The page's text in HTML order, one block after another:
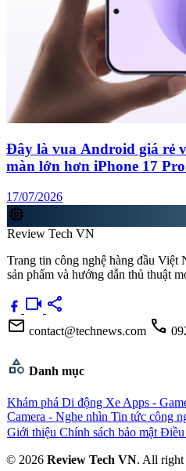
Đây là vua Android giá rẻ
màn lớn hơn iPhone 17
17/07/2026
memory
Review Tech VN
Trang tin công nghệ hàng đầu Việt
sản phẩm và hướng dẫn thủ thuật
videocam share
mail contact@technews.com call
category Danh mục
Khám phá Di động Xe Apps -
Camera - Nghe nhìn Tin tức công
Giới thiệu Chính sách bảo mật Điều
© 2026 Review Tech VN. All right